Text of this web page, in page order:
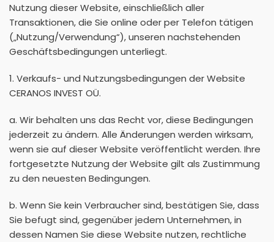
Nutzung dieser Website, einschließlich aller
Transaktionen, die Sie online oder per Telefon tätigen
(„Nutzung/Verwendung“), unseren nachstehenden
Geschäftsbedingungen unterliegt.
1. Verkaufs- und Nutzungsbedingungen der Website
CERANOS INVEST OÜ.
a. Wir behalten uns das Recht vor, diese Bedingungen
jederzeit zu ändern. Alle Änderungen werden wirksam,
wenn sie auf dieser Website veröffentlicht werden. Ihre
fortgesetzte Nutzung der Website gilt als Zustimmung
zu den neuesten Bedingungen.
b. Wenn Sie kein Verbraucher sind, bestätigen Sie, dass
Sie befugt sind, gegenüber jedem Unternehmen, in
dessen Namen Sie diese Website nutzen, rechtliche